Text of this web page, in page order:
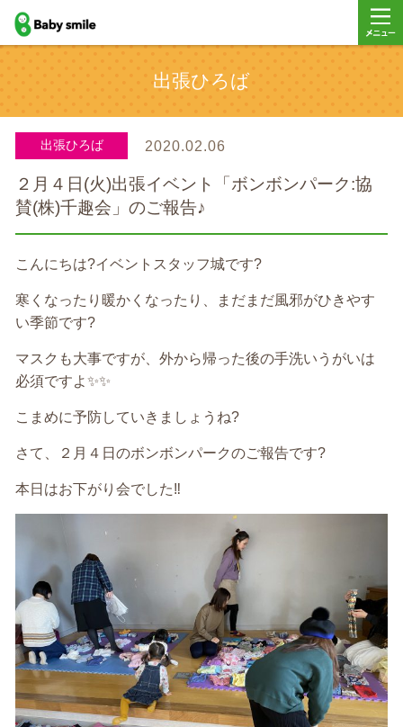
baby smile
出張ひろば
出張ひろば 2020.02.06
２月４日(火)出張イベント「ボンボンパーク:協
賛(株)千趣会」のご報告♪
こんにちは?イベントスタッフ城です?
寒くなったり暖かくなったり、まだまだ風邪がひきやす
い季節です?
マスクも大事ですが、外から帰った後の手洗いうがいは
必須ですよ✨✨
こまめに予防していきましょうね?
さて、２月４日のボンボンパークのご報告です?
本日はお下がり会でした‼️